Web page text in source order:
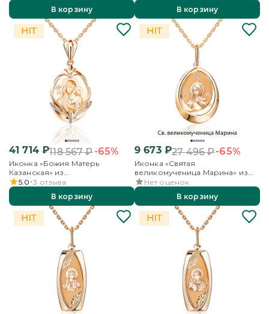
В корзину
В корзину
41 714₽118 567₽-65%
Иконка «Божия Матерь
Казанская» из
комбинированного золота
5.0 3 отзыва
В корзину
9 673₽27 496₽-65%
Иконка «Святая
великомученица Марина» из
красного золота
Нет оценок
В корзину